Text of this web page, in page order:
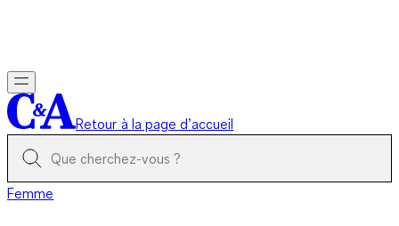
Retour à la page d’accueil
Femme